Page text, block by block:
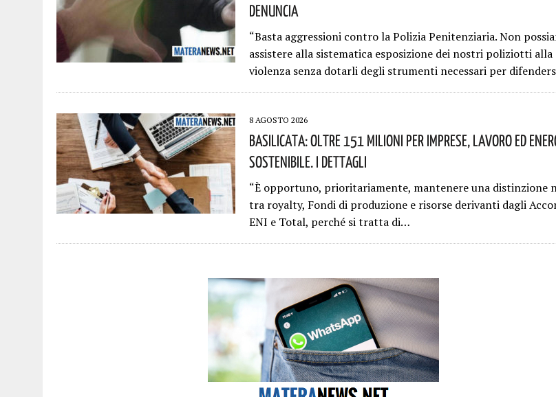
Denuncia
“Basta aggressioni contro la Polizia Penitenziaria. Non
assistere alla sistematica esposizione dei nostri poliziotti alla
violenza senza dotarli degli strumenti necessari per
8 AGOSTO 2026
Basilicata: Oltre 151 Milioni Per Imprese, Lavoro Ed
Sostenibile. I Dettagli
“È opportuno, prioritariamente, mantenere una distinzione
tra royalty, Fondi di produzione e risorse derivanti dagli
ENI e Total, perché si tratta di…